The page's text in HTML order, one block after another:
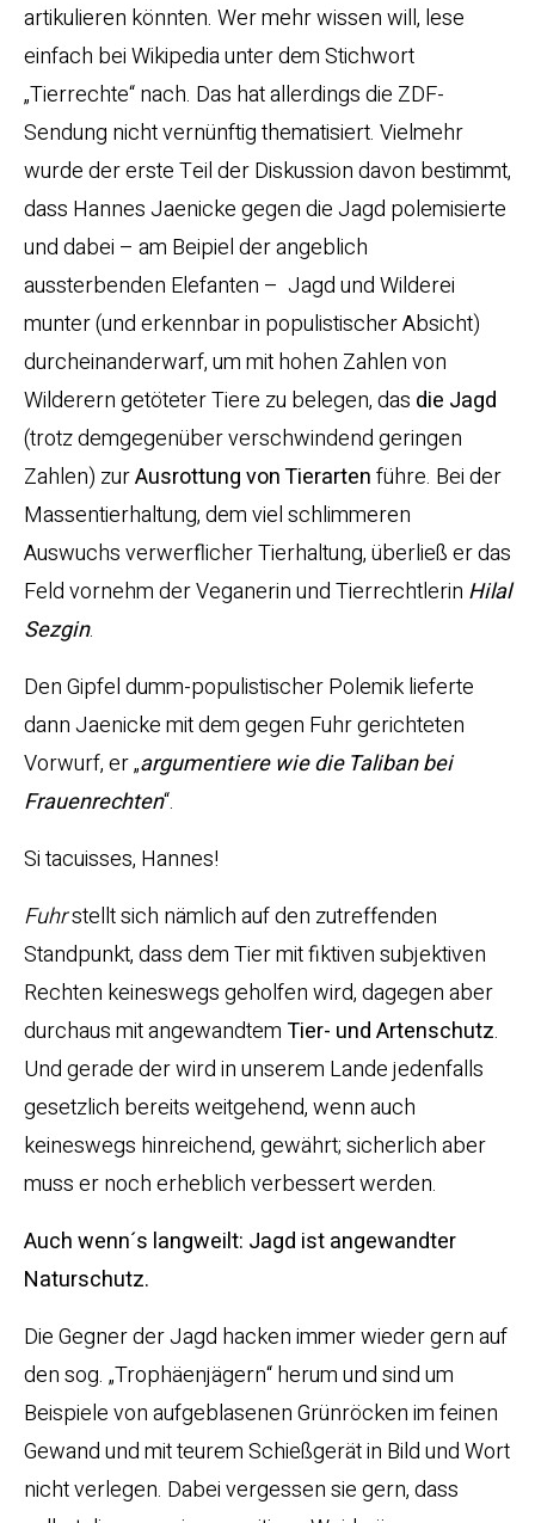
artikulieren könnten. Wer mehr wissen will, lese
einfach bei Wikipedia unter dem Stichwort
„Tierrechte“ nach. Das hat allerdings die ZDF-
Sendung nicht vernünftig thematisiert. Vielmehr
wurde der erste Teil der Diskussion davon bestimmt,
dass Hannes Jaenicke gegen die Jagd polemisierte
und dabei – am Beipiel der angeblich
aussterbenden Elefanten – Jagd und Wilderei
munter (und erkennbar in populistischer Absicht)
durcheinanderwarf, um mit hohen Zahlen von
Wilderern getöteter Tiere zu belegen, das die Jagd
(trotz demgegenüber verschwindend geringen
Zahlen) zurAusrottung von Tierartenführe. Bei der
Massentierhaltung, dem viel schlimmeren
Auswuchs verwerflicher Tierhaltung, überließ er das
Feld vornehm der Veganerin und Tierrechtlerin Hilal
Sezgin.
Den Gipfel dumm-populistischer Polemik lieferte
dann Jaenicke mit dem gegen Fuhr gerichteten
Vorwurf, er „argumentiere wie die Taliban bei
Frauenrechten“.
Si tacuisses, Hannes!
Fuhrstellt sich nämlich auf den zutreffenden
Standpunkt, dass dem Tier mit fiktiven subjektiven
Rechten keineswegs geholfen wird, dagegen aber
durchaus mit angewandtemTier- und Artenschutz.
Und gerade der wird in unserem Lande jedenfalls
gesetzlich bereits weitgehend, wenn auch
keineswegs hinreichend, gewährt; sicherlich aber
muss er noch erheblich verbessert werden.
Auch wenn´s langweilt: Jagd ist angewandter
Naturschutz.
Die Gegner der Jagd hacken immer wieder gern auf
den sog. „Trophäenjägern“ herum und sind um
Beispiele von aufgeblasenen Grünröcken im feinen
Gewand und mit teurem Schießgerät in Bild und Wort
nicht verlegen. Dabei vergessen sie gern, dass